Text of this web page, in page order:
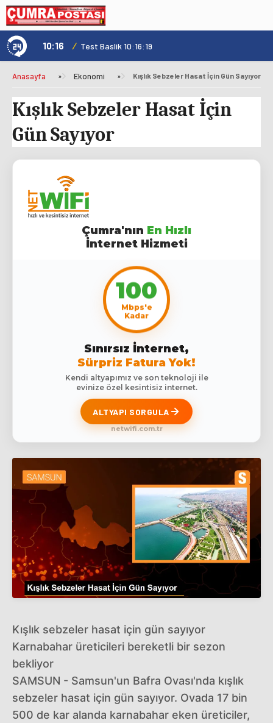
10:16 / Test Baslik 10:16:19
Anasayfa » Ekonomi » Kışlık Sebzeler Hasat İçin Gün Sayıyor
Kışlık Sebzeler Hasat İçin
Gün Sayıyor
Çumra'nın En Hızlı
İnternet Hizmeti
100
Mbps'e
Kadar
Sınırsız İnternet,
Sürpriz Fatura Yok!
Kendi altyapımız ve son teknoloji ile
evinize özel kesintisiz internet.
ALTYAPI SORGULA
netwifi.com.tr
Kışlık sebzeler hasat için gün sayıyor
Karnabahar üreticileri bereketli bir sezon
bekliyor
SAMSUN - Samsun'un Bafra Ovası'nda kışlık
sebzeler hasat için gün sayıyor. Ovada 17 bin
500 de kar alanda karnabahar eken üreticiler,